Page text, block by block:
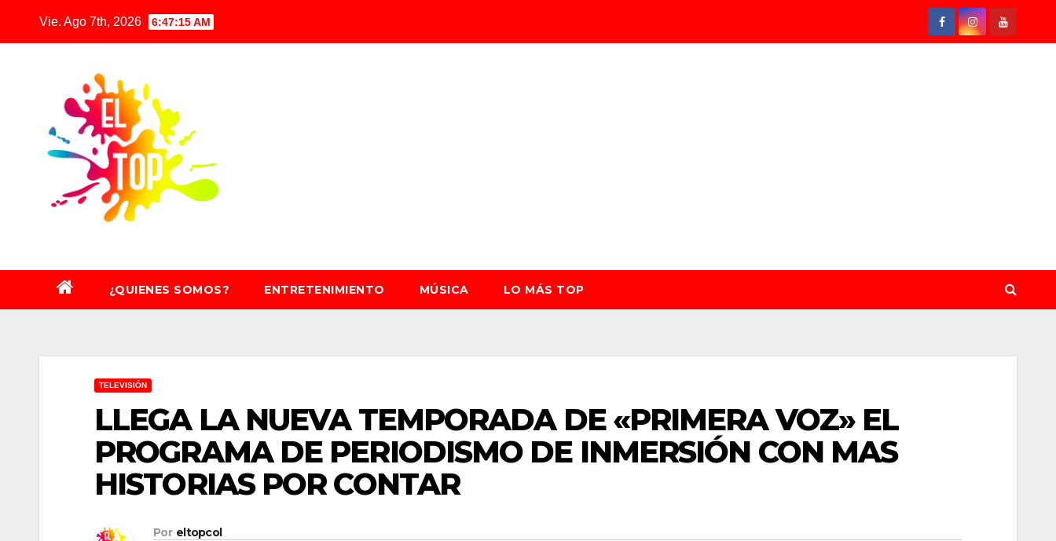
Vie. Ago 7th, 2026 6:47:17 AM
¿QUIENES SOMOS? ENTRETENIMIENTO MÚSICA LO MÁS TOP
TELEVISIÓN
LLEGA LA NUEVA TEMPORADA DE «PRIMERA VOZ» EL
PROGRAMA DE PERIODISMO DE INMERSIÓN CON MAS
HISTORIAS POR CONTAR
Por eltopcol